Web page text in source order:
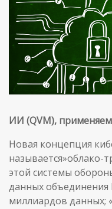
ИИ (QVM),
Новая концепция
называется»облако-
этой системы
данных
миллиардов данных;